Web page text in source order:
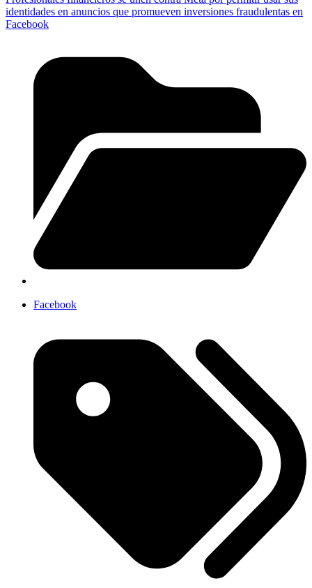
identidades en anuncios que promueven inversiones fraudulentas en
Facebook
Facebook